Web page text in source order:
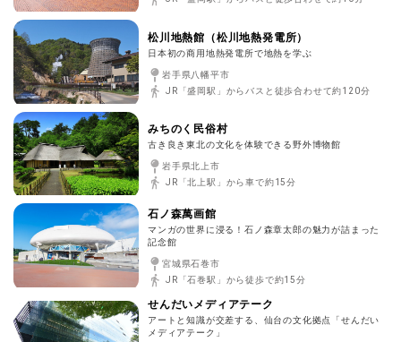
松川地熱館（松川地熱発電所）
日本初の商用地熱発電所で地熱を学ぶ
岩手県八幡平市
JR「盛岡駅」からバスと徒歩合わせて約120分
みちのく民俗村
古き良き東北の文化を体験できる野外博物館
岩手県北上市
JR「北上駅」から車で約15分
石ノ森萬画館
マンガの世界に浸る！石ノ森章太郎の魅力が詰まった
記念館
宮城県石巻市
JR「石巻駅」から徒歩で約15分
せんだいメディアテーク
アートと知識が交差する、仙台の文化拠点「せんだい
メディアテーク」